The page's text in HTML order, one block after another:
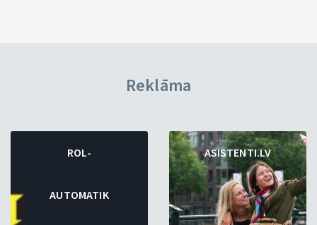
Reklāma
ROL-
AUTOMATIK
ASISTENTI.LV